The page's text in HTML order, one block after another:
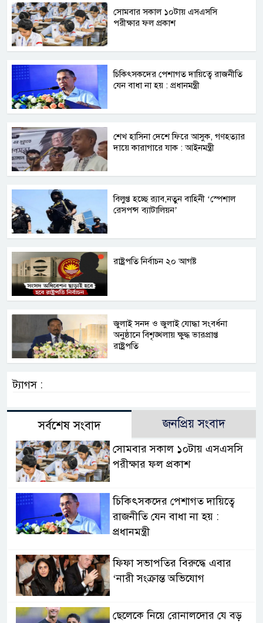
সোমবার সকাল ১০টায় এসএসসি
পরীক্ষার ফল প্রকাশ
চিকিৎসকদের পেশাগত দায়িত্বে রাজনীতি
যেন বাধা না হয় : প্রধানমন্ত্রী
শেখ হাসিনা দেশে ফিরে আসুক, গণহত্যার
দায়ে কারাগারে যাক : আইনমন্ত্রী
বিলুপ্ত হচ্ছে র‍্যাব,নতুন বাহিনী ‘স্পেশাল
রেসপন্স ব্যাটালিয়ন’
রাষ্ট্রপতি নির্বাচন ২০ আগষ্ট
জুলাই সনদ ও জুলাই যোদ্ধা সংবর্ধনা
অনুষ্ঠানে বিশৃঙ্খলায় ক্ষুদ্ধ ভারপ্রাপ্ত
রাষ্ট্রপতি
ট্যাগস :
সর্বশেষ সংবাদ জনপ্রিয় সংবাদ
সোমবার সকাল ১০টায় এসএসসি
পরীক্ষার ফল প্রকাশ
চিকিৎসকদের পেশাগত দায়িত্বে
রাজনীতি যেন বাধা না হয় :
প্রধানমন্ত্রী
ফিফা সভাপতির বিরুদ্ধে এবার
‘নারী সংক্রান্ত অভিযোগ
ছেলেকে নিয়ে রোনালদোর যে বড়